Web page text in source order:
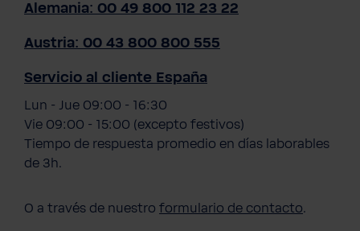
Alemania: 00 49 800 112 23 22
Austria: 00 43 800 800 555
Servicio al cliente España
Lun - Jue 09:00 - 16:30
Vie 09:00 - 15:00 (excepto festivos)
Tiempo de respuesta promedio en días laborables
de 3h.
O a través de nuestro formulario de contacto.